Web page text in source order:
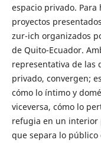
espacio privado. Para
proyectos
zur-ich organizados
de Quito-Ecuador.
representativa de las
privado, convergen;
cómo lo íntimo y
viceversa, cómo lo
refugia en un interior
que separa lo